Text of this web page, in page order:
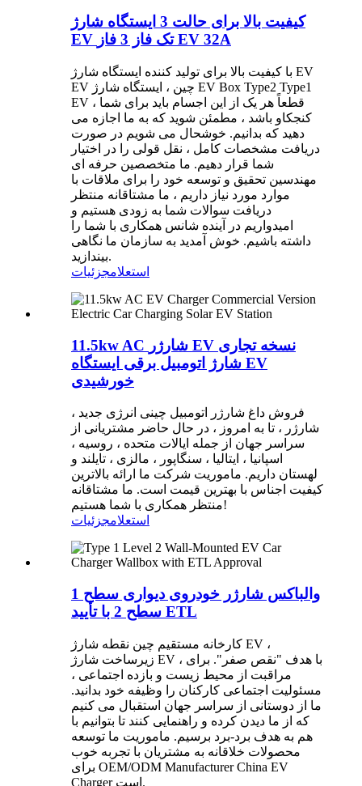
کیفیت بالا برای حالت 3 ایستگاه شارژ
EV تک فاز 3 فاز EV 32A
با کیفیت بالا برای تولید کننده ایستگاه شارژ EV
EV چین ، ایستگاه شارژ EV Box Type2 Type1
EV ، قطعاً هر یک از این اجسام باید برای شما
کنجکاو باشد ، مطمئن شوید که به ما اجازه می
دهید که بدانیم. خوشحال می شویم در صورت
دریافت مشخصات کامل ، نقل قولی را در اختیار
شما قرار دهیم. ما متخصصین حرفه ای
مهندسین تحقیق و توسعه خود را برای ملاقات با
موارد مورد نیاز داریم ، ما مشتاقانه منتظر
دریافت سوالات شما به زودی هستیم و
امیدواریم در آینده شانس همکاری با شما را
داشته باشیم. خوش آمدید به سازمان ما نگاهی
بیندازید.
استعلامجزئیات
11.5kw AC شارژر EV نسخه تجاری
شارژ اتومبیل برقی ایستگاه EV
خورشیدی
فروش داغ شارژر اتومبیل چینی انرژی جدید ،
شارژر ، تا به امروز ، در حال حاضر مشتریانی از
سراسر جهان از جمله ایالات متحده ، روسیه ،
اسپانیا ، ایتالیا ، سنگاپور ، مالزی ، تایلند و
لهستان داریم. ماموریت شرکت ما ارائه بالاترین
کیفیت اجناس با بهترین قیمت است. ما مشتاقانه
منتظر همکاری با شما هستیم!
استعلامجزئیات
والباکس شارژر خودروی دیواری سطح 1
سطح 2 با تأیید ETL
کارخانه مستقیم چین نقطه شارژ EV ،
زیرساخت شارژ EV ، با هدف "نقص صفر". برای
مراقبت از محیط زیست و بازده اجتماعی ،
مسئولیت اجتماعی کارکنان را وظیفه خود بدانید.
ما از دوستانی از سراسر جهان استقبال می کنیم
که از ما دیدن کرده و راهنمایی کنند تا بتوانیم با
هم به هدف برد-برد برسیم. ماموریت ما توسعه
محصولات خلاقانه به مشتریان با تجربه خوب
برای OEM/ODM Manufacturer China EV
Charger است.